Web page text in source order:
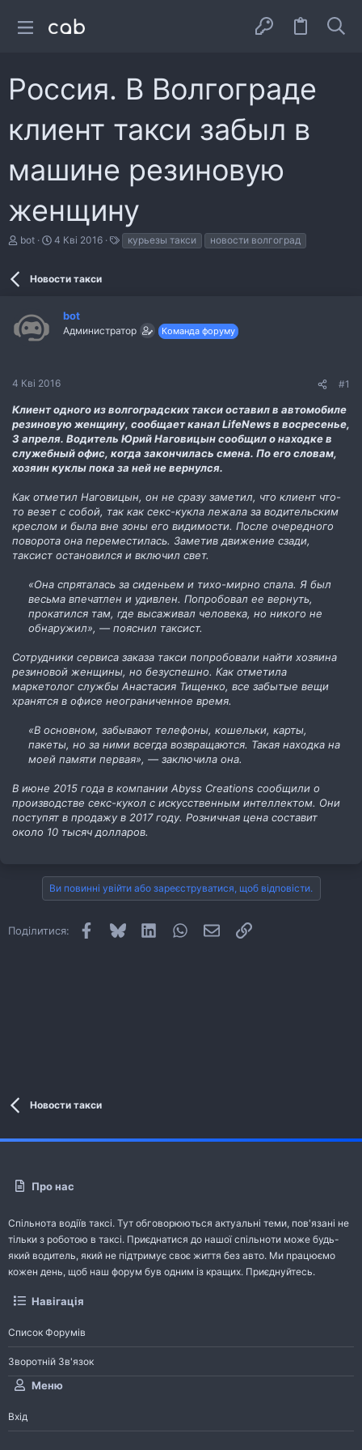
Россия. В Волгограде
клиент такси забыл в
машине резиновую
женщину
А
е
м
bot
Д
а
н
4 Кві 2016
е
курьезы такси новости волгоград
Новости такси
bot
Администратор Команда форуму
4 Кві 2016 #1
Клиент одного из волгоградских такси оставил в автомобиле
резиновую женщину, сообщает канал LifeNews в восресенье,
3 апреля. Водитель Юрий Наговицын сообщил о находке в
служебный офис, когда закончилась смена. По его словам,
хозяин куклы пока за ней не вернулся.
Как отметил Наговицын, он не сразу заметил, что клиент что-
то везет с собой, так как секс-кукла лежала за водительским
креслом и была вне зоны его видимости. После очередного
поворота она переместилась. Заметив движение сзади,
таксист остановился и включил свет.
«Она спряталась за сиденьем и тихо-мирно спала. Я был
весьма впечатлен и удивлен. Попробовал ее вернуть,
прокатился там, где высаживал человека, но никого не
обнаружил», — пояснил таксист.
Сотрудники сервиса заказа такси попробовали найти хозяина
резиновой женщины, но безуспешно. Как отметила
маркетолог службы Анастасия Тищенко, все забытые вещи
хранятся в офисе неограниченное время.
«В основном, забывают телефоны, кошельки, карты,
пакеты, но за ними всегда возвращаются. Такая находка на
моей памяти первая», — заключила она.
В июне 2015 года в компании Abyss Creations сообщили о
производстве секс-кукол с искусственным интеллектом. Они
поступят в продажу в 2017 году. Розничная цена составит
около 10 тысяч долларов.
Ви повинні увійти або зареєструватися, щоб відповісти.
Поділитися: Facebook
Bluesky LinkedInWhatsApp
E-mailПосилання
Новости такси
Про нас
Спільнота водіїв таксі. Тут обговорюються актуальні теми, пов'язані не
тільки з роботою в таксі. Приєднатися до нашої спільноти може будь-
який водитель, який не підтримує своє життя без авто. Ми працюємо
кожен день, щоб наш форум був одним із кращих. Приєднуйтесь.
Навігація
Список Форумів
Зворотній Зв'язок
Меню
Вхід